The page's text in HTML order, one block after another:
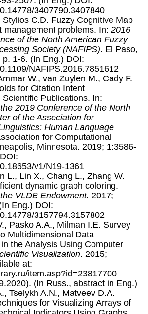
3407790.3407840
Stylios C.D. Fuzzy Cognitive Map
management problems. In: 2016
of the North American Fuzzy
Society (NAFIPS). El Paso,
1-6. (In Eng.) DOI:
NAFIPS.2016.7851612
W., van Zuylen M., Cady F.
for Citation Intent
Publications. In:
2019 Conference of the North
of the Association for
Human Language
for Computational
Minnesota. 2019; 1:3586-
v1/N19-1361
L., Lin X., Chang L., Zhang W.
dynamic graph coloring.
VLDB Endowment. 2017;
Eng.) DOI:
3157794.3157802
Pasko A.A., Milman I.E. Survey
Multidimensional Data
the Analysis Using Computer
Visualization. 2015;
at:
item.asp?id=23817700
(In Russ., abstract in Eng.)
Tselykh A.N., Matveev D.A.
for Visualizing Arrays of